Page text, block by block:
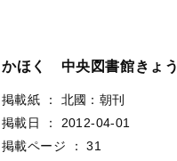
かほく 中央図書館きょう
掲載紙 ：
北國：朝刊
掲載日
：
2012-04-01
掲載ページ
：
31